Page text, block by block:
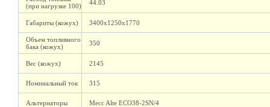
(при нагрузке 100)
44.03
Габариты (кожух) 3400х1250х1770
Объем топливного
бака (кожух)
350
Вес (кожух) 2145
Номинальный ток 315
Альтернаторы Mecc Alte ECO38-2SN/4